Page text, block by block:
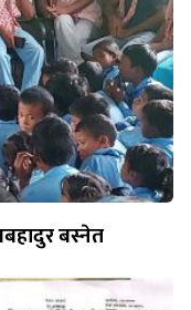
बस्नेत